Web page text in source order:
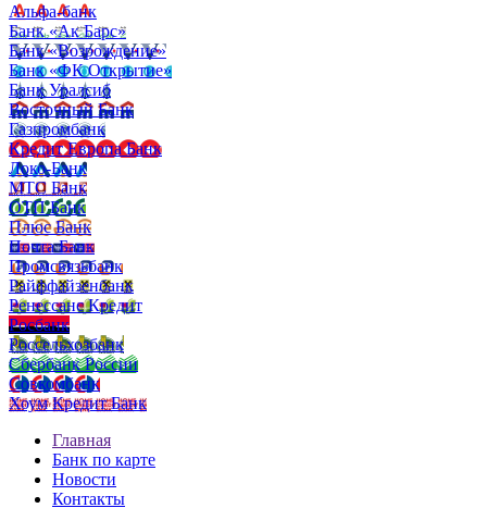
Альфа-банк
Банк «Ак Барс»
Банк «Возрождение»
Банк «ФК Открытие»
Банк Уралсиб
Восточный Банк
Газпромбанк
Кредит Европа Банк
Локо-Банк
МТС Банк
ОТП Банк
Плюс Банк
Почта Банк
Промсвязьбанк
Райффайзенбанк
Ренессанс Кредит
Росбанк
Россельхозбанк
Сбербанк России
Совкомбанк
Хоум Кредит Банк
Главная
Банк по карте
Новости
Контакты